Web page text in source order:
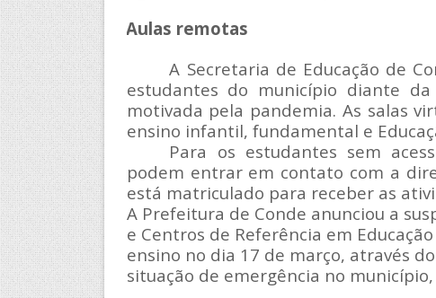
Aulas remotas
A Secretaria de Educação de
estudantes do município diante da
motivada pela pandemia. As salas
ensino infantil, fundamental e
Para os estudantes sem
podem entrar em contato com a
está matriculado para receber as
A Prefeitura de Conde anunciou a
e Centros de Referência em
ensino no dia 17 de março, através
situação de emergência no